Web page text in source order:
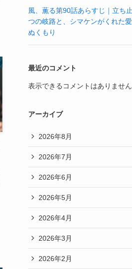
風、薫る第90話あらすじ｜立ち
つの岐路と、シマケンがくれた
ぬくもり
最近のコメント
表示できるコメントはありません
アーカイブ
2026年8月
2026年7月
2026年6月
2026年5月
2026年4月
2026年3月
2026年2月